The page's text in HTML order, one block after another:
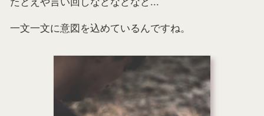
一文一文に意図を込めているんですね。